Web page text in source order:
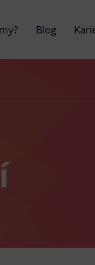
Blog